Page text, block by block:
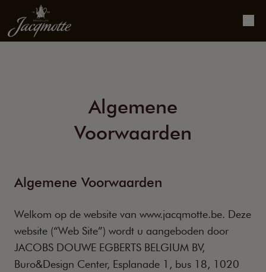
Algemene
Voorwaarden
Algemene Voorwaarden
Welkom op de website van www.jacqmotte.be. Deze
website (“Web Site”) wordt u aangeboden door
JACOBS DOUWE EGBERTS BELGIUM BV,
Buro&Design Center, Esplanade 1, bus 18, 1020